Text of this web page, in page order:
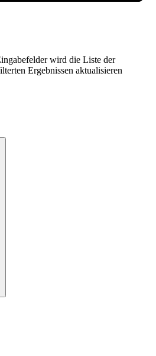
wird die Liste der
Ergebnissen aktualisieren